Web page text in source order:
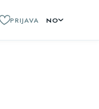
PRIJAVA NO